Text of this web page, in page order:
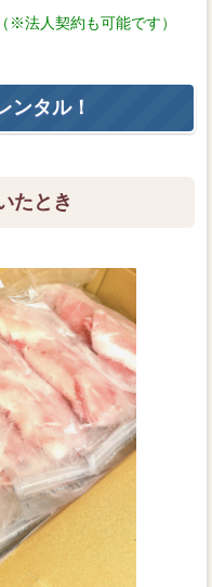
（※法人契約も可能です）
ンタル！
たとき